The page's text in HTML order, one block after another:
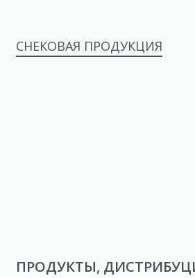
СНЕКОВАЯ ПРОДУКЦИЯ
ПРОДУКТЫ,